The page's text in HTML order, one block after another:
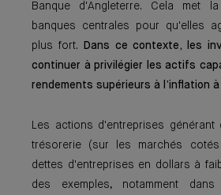
Banque d'Angleterre. Cela met
banques centrales pour qu'elles
plus fort.
Dans ce contexte, les
continuer à privilégier les actifs
rendements supérieurs à l’inflation
Les actions d'entreprises générant
trésorerie (sur les marchés
dettes d'entreprises en dollars à
des exemples, notamment